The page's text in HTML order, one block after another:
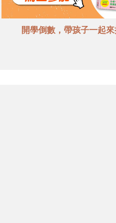
開學倒數，帶孩子一起